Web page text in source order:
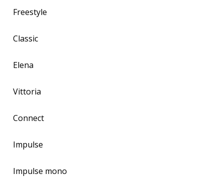
Freestyle
Classic
Elena
Vittoria
Connect
Impulse
Impulse mono